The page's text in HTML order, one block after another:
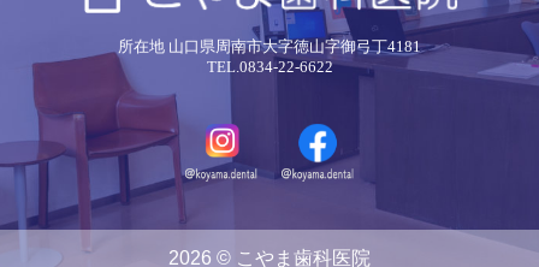
所在地 山口県周南市大字徳山字御弓丁4181
TEL.0834-22-6622
2026 © こやま歯科医院